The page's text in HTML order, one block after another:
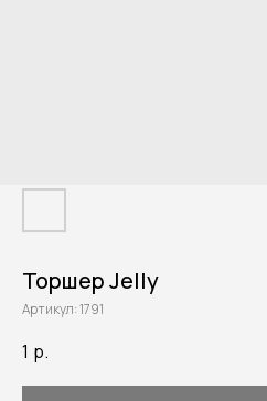
Торшер Jelly
Артикул:1791
1 р.